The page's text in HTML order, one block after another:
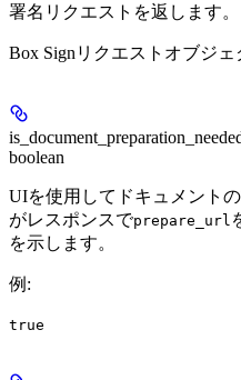
署名リクエストを返します。
Box Signリクエストオブジェ
boolean
UIを使用してドキュメント
がレスポンスでprepare_url
を示します。
例 :
true